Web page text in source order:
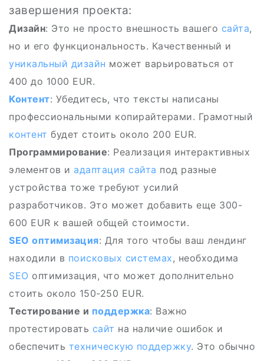
завершения проекта:
Дизайн: Это не просто внешность вашего сайта,
но и его функциональность. Качественный и
уникальный дизайн может варьироваться от
400 до 1000 EUR.
Контент: Убедитесь, что тексты написаны
профессиональными копирайтерами. Грамотный
контент будет стоить около 200 EUR.
Программирование: Реализация интерактивных
элементов и адаптация сайта под разные
устройства тоже требуют усилий
разработчиков. Это может добавить еще 300-
600 EUR к вашей общей стоимости.
SEO оптимизация: Для того чтобы ваш лендинг
находили в поисковых системах, необходима
SEO оптимизация, что может дополнительно
стоить около 150-250 EUR.
Тестирование и поддержка: Важно
протестировать сайт на наличие ошибок и
обеспечить техническую поддержку. Это обычно